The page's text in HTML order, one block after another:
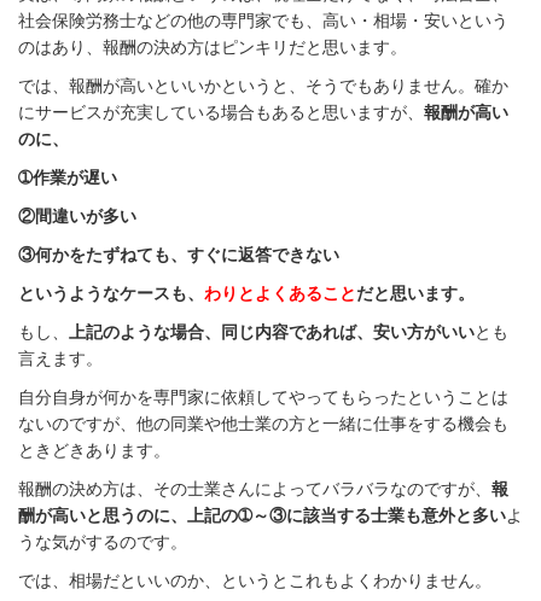
社会保険労務士などの他の専門家でも、高い・相場・安いという
のはあり、報酬の決め方はピンキリだと思います。
では、報酬が高いといいかというと、そうでもありません。確か
にサービスが充実している場合もあると思いますが、 報酬が高い
のに、
➀作業が遅い
②間違いが多い
③何かをたずねても、すぐに返答できない
というようなケースも、 わりとよくあることだと思います。
もし、
上記のような場合、同じ内容であれば、安い方がいいとも
言えます。
自分自身が何かを専門家に依頼してやってもらったということは
ないのですが、他の同業や他士業の方と一緒に仕事をする機会も
ときどきあります。
報酬の決め方は、その士業さんによってバラバラなのですが、 報
酬が高いと思うのに、上記の➀～③に該当する士業も意外と多いよ
うな気がするのです。
では、相場だといいのか、というとこれもよくわかりません。